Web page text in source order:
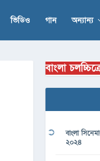
ভিডিও গান অন্যান্য
বাংলা
বাংলা
২০২৪